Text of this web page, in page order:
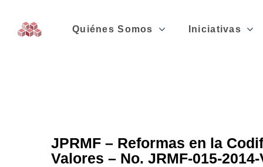
Quiénes Somos Iniciativas
JPRMF – Reformas en la
Valores – No. JRMF-015-2014-